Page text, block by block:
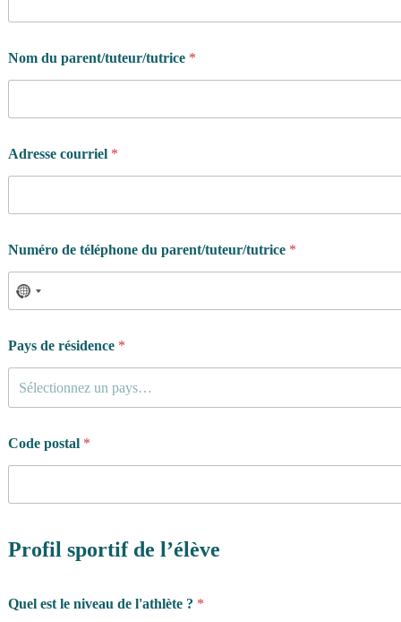
Nom du parent/tuteur/tutrice *
Adresse courriel *
Numéro de téléphone du parent/tuteur/tutrice *
Pays de résidence *
Sélectionnez un pays…
Code postal *
Profil sportif de l’élève
Quel est le niveau de l'athlète ? *